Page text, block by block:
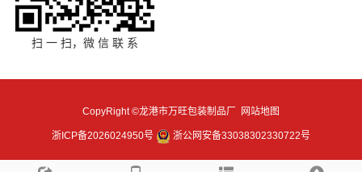
扫 一 扫，微 信 联 系
CopyRight ©龙港市万旺包装制品厂 网站地图
浙ICP备2026024950号 浙公网安备33038302330722号